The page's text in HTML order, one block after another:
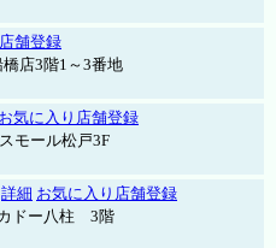
舗登録
店3階1～3番地
お気に入り店舗登録
モール松戸3F
詳細 お気に入り店舗登録
ドー八柱 3階